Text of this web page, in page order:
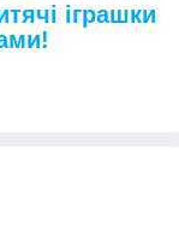
іграшки